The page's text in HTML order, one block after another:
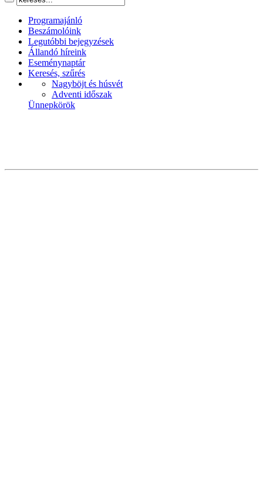
Programajánló
Beszámolóink
Legutóbbi bejegyzések
Állandó híreink
Eseménynaptár
Keresés, szűrés
Nagyböjt és húsvét
Adventi időszak
Ünnepkörök